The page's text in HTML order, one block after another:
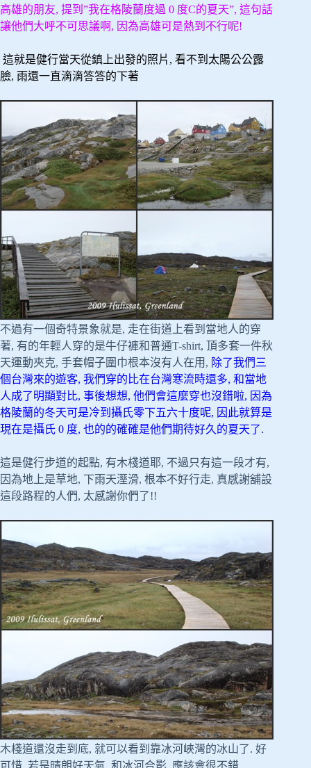
高雄的朋友, 提到”我在格陵蘭度過 0 度C的夏天”, 這句話
讓他們大呼不可思議啊, 因為高雄可是熱到不行呢!
這就是健行當天從鎮上出發的照片, 看不到太陽公公露
臉, 雨還一直滴滴答答的下著
不過有一個奇特景象就是, 走在街道上看到當地人的穿
著, 有的年輕人穿的是牛仔褲和普通T-shirt, 頂多套一件秋
天運動夾克, 手套帽子圍巾根本沒有人在用, 除了我們三
個台灣來的遊客, 我們穿的比在台灣寒流時還多, 和當地
人成了明顯對比, 事後想想, 他們會這麼穿也沒錯啦, 因為
格陵蘭的冬天可是冷到攝氏零下五六十度呢, 因此就算是
現在是攝氏 0 度, 也的的確確是他們期待好久的夏天了.
這是健行步道的起點, 有木棧道耶, 不過只有這一段才有,
因為地上是草地, 下雨天溼滑, 根本不好行走, 真感謝舖設
這段路程的人們, 太感謝你們了!!
木棧道還沒走到底, 就可以看到靠冰河峽灣的冰山了. 好
可惜, 若是晴朗好天氣, 和冰河合影, 應該會很不錯